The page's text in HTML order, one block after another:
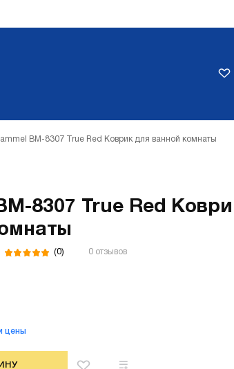
BM-8307 True Red Коврик для ванной комнаты
8307 True Red
(0) 0 отзывов
цены